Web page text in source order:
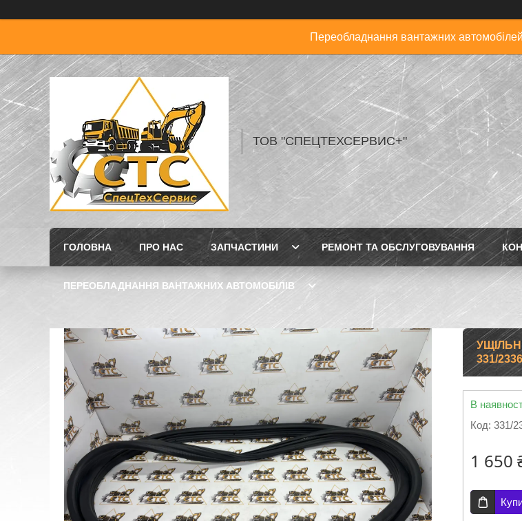
Переобладнання вантажних автомобілей
ТОВ "СПЕЦТЕХСЕРВИС+"
ГОЛОВНА ПРО НАС ЗАПЧАСТИНИ РЕМОНТ ТА ОБСЛУГОВУВАННЯ
ПЕРЕОБЛАДНАННЯ ВАНТАЖНИХ АВТОМОБІЛІВ
331/
В
Код: 331/
1 650